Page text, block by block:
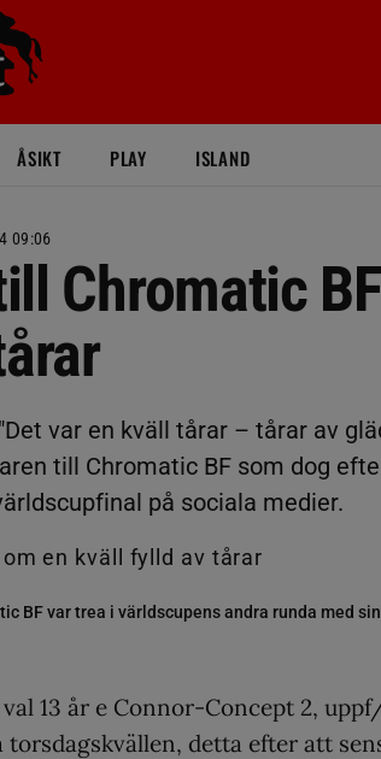
ÅSIKT PLAY ISLAND
09:06
Chromatic
"Det var en kväll tårar – tårar av
till Chromatic BF som dog
på sociala medier.
BF var trea i världscupens andra runda med
val 13 år e Connor-Concept 2,
detta efter att